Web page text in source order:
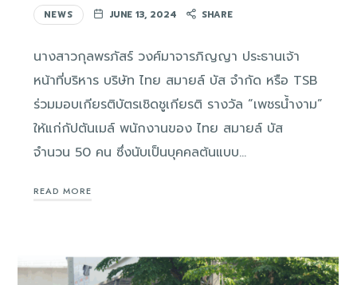
NEWS JUNE 13, 2024 SHARE
นางสาวกุลพรภัสร์ วงศ์มาจารภิญญา ประธานเจ้า
หน้าที่บริหาร บริษัท ไทย สมายล์ บัส จำกัด หรือ TSB
ร่วมมอบเกียรติบัตรเชิดชูเกียรติ รางวัล “เพชรน้ำงาม”
ให้แก่กัปตันเมล์ พนักงานของ ไทย สมายล์ บัส
จำนวน 50 คน ซึ่งนับเป็นบุคคลต้นแบบ…
READ MORE